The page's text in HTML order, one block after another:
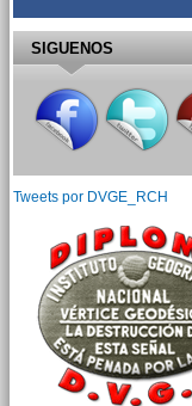
SIGUENOS
Tweets por DVGE_RCH